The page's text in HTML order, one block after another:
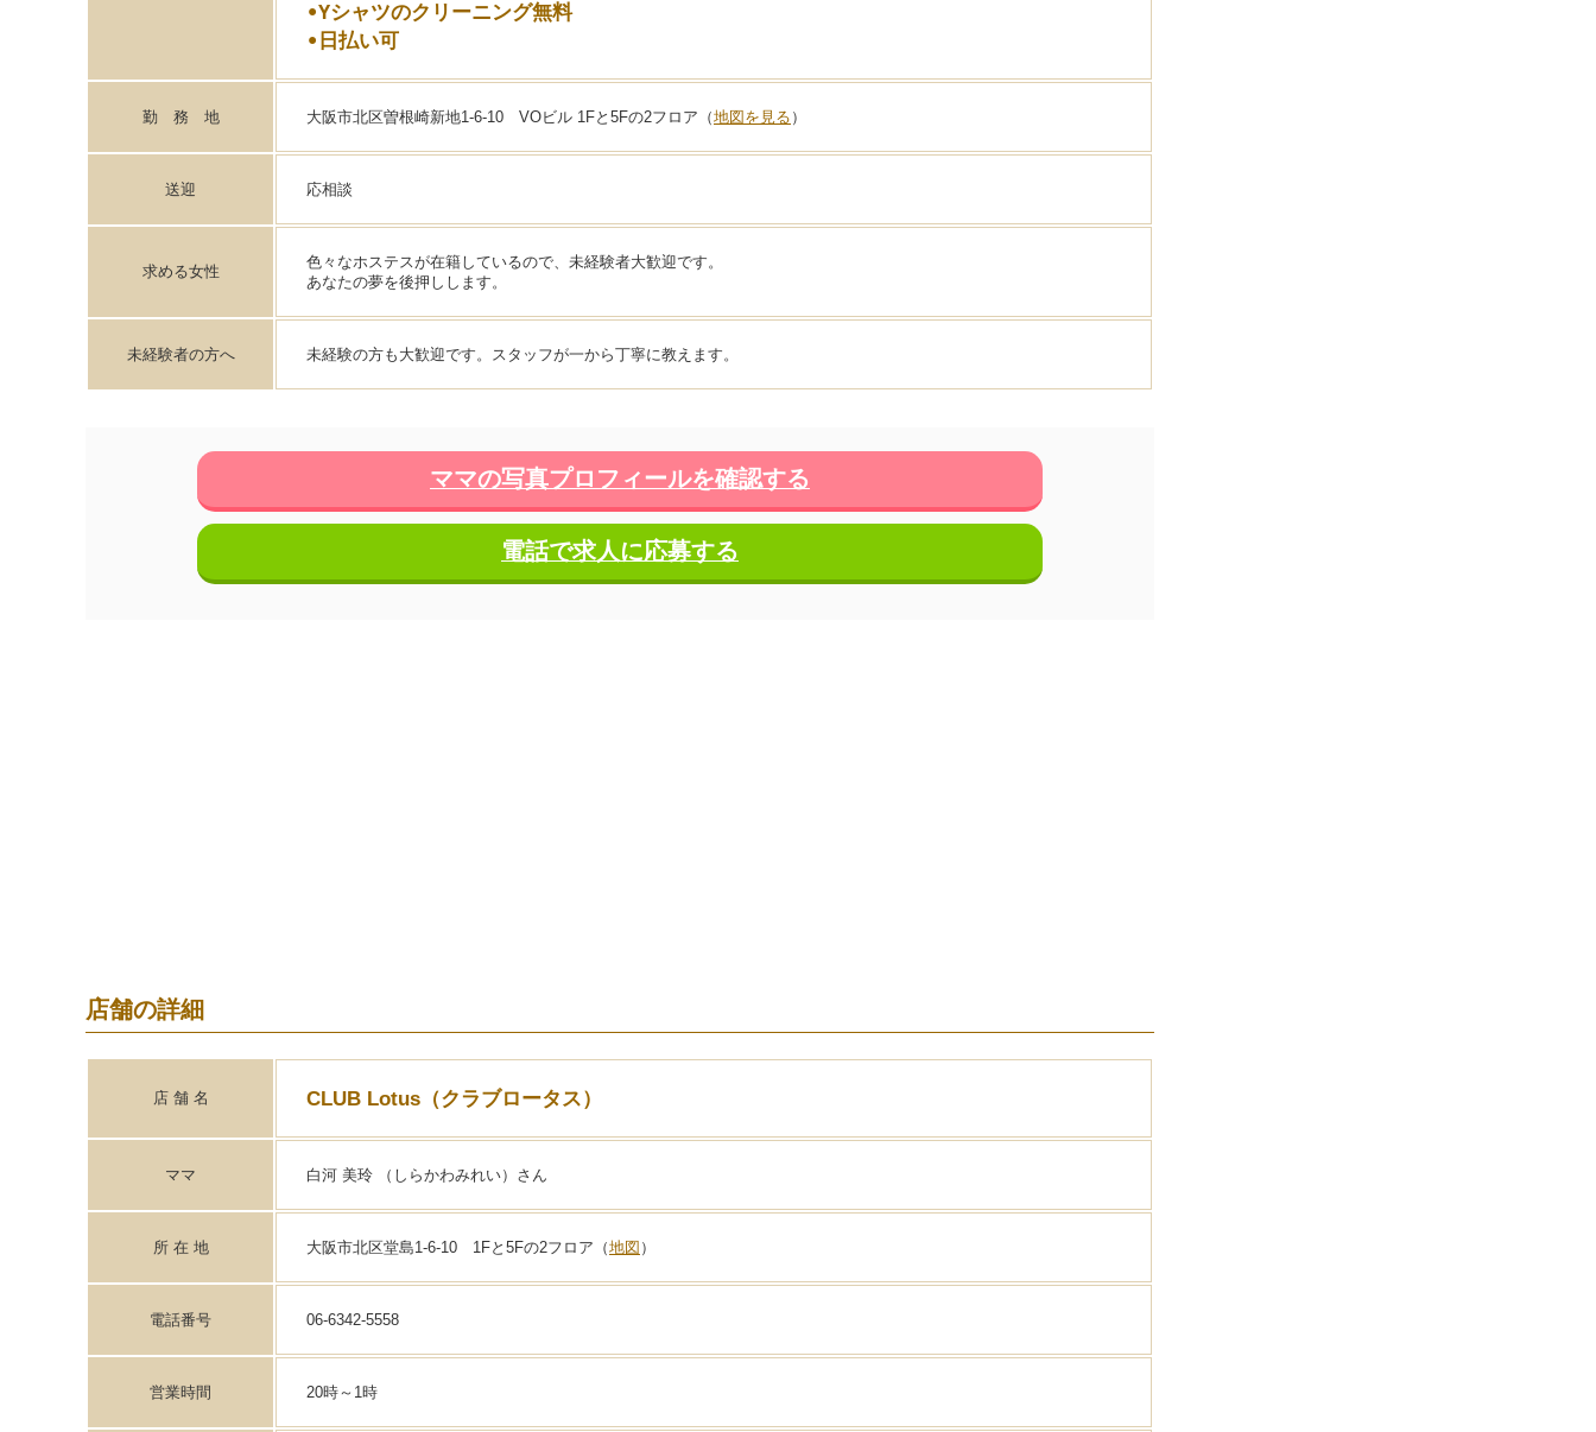
•Yシャツのクリーニング無料
•日払い可
勤 務 地 大阪市北区曽根崎新地1-6-10 VOビル 1Fと5Fの2フロア（地図を見る ）
送迎 応相談
求める女性
色々なホステスが在籍しているので、未経験者大歓迎です。
あなたの夢を後押しします。
未経験者の方へ 未経験の方も大歓迎です。スタッフが一から丁寧に教えます。
ママの写真プロフィールを確認する
電話で求人に応募する
店舗の詳細
店 舗 名 CLUB Lotus（クラブロータス）
ママ 白河 美玲 （しらかわみれい）さん
所 在 地 大阪市北区堂島1-6-10 1Fと5Fの2フロア（地図 ）
電話番号 06-6342-5558
営業時間 20時～1時